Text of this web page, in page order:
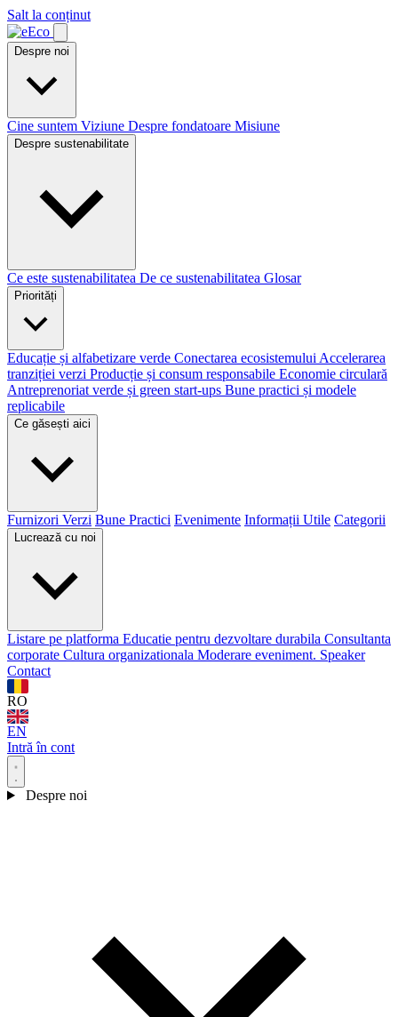
Salt la conținut
Despre noi
Cine suntem Viziune Despre fondatoare Misiune
Despre sustenabilitate
Ce este sustenabilitatea De ce sustenabilitatea Glosar
Priorități
Educație și alfabetizare verde Conectarea ecosistemului Accelerarea
tranziției verzi Producție și consum responsabile Economie circulară
Antreprenoriat verde și green start-ups Bune practici și modele
replicabile
Ce găsești aici
Furnizori Verzi Bune Practici Evenimente Informații Utile Categorii
Lucrează cu noi
Listare pe platforma Educatie pentru dezvoltare durabila Consultanta
corporate Cultura organizationala Moderare eveniment. Speaker
Contact
RO
EN
Intră în cont
Despre noi